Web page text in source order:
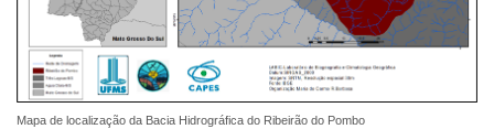
Mapa de localização da Bacia Hidrográfica do Ribeirão do Pombo